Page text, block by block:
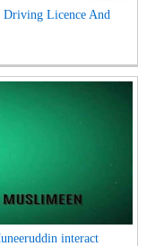
Driving Licence And
interact